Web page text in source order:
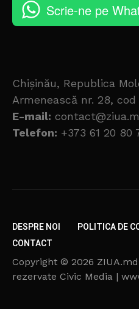
Scrie-ne pe
Chișinău, Republica
Armenească nr. 28, cod
E-mail:
Telefon: +373 61 20 80
DESPRE NOI
POLITICA DE
CONTACT
Copyright © 2026
rezervate Civic Media |